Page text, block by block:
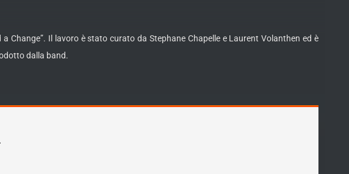
Il lavoro è stato curato da Stephane Chapelle e Laurent Volanthen ed è
dalla band.